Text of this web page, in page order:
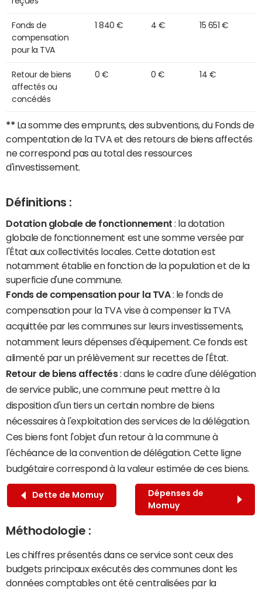
Fonds de
compensation
pour la TVA
1 840 € 4 € 15 651 €
Retour de biens
affectés ou
concédés
0 € 0 € 14 €
** La somme des emprunts, des subventions, du Fonds de
compentation de la TVA et des retours de biens affectés
ne correspond pas au total des ressources
d'investissement.
Définitions :
Dotation globale de fonctionnement : la dotation
globale de fonctionnement est une somme versée par
l'État aux collectivités locales. Cette dotation est
notamment établie en fonction de la population et de la
superficie d'une commune.
Fonds de compensation pour la TVA: le fonds de
compensation pour la TVA vise à compenser la TVA
acquittée par les communes sur leurs investissements,
notamment leurs dépenses d'équipement. Ce fonds est
alimenté par un prélèvement sur recettes de l'État.
Retour de biens affectés: dans le cadre d'une délégation
de service public, une commune peut mettre à la
disposition d'un tiers un certain nombre de biens
nécessaires à l'exploitation des services de la délégation.
Ces biens font l'objet d'un retour à la commune à
l'échéance de la convention de délégation. Cette ligne
budgétaire correspond à la valeur estimée de ces biens.
Dette de Momuy
Dépenses de
Momuy
Méthodologie :
Les chiffres présentés dans ce service sont ceux des
budgets principaux exécutés des communes dont les
données comptables ont été centralisées par la